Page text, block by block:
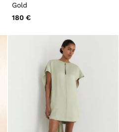
Gold
180 €